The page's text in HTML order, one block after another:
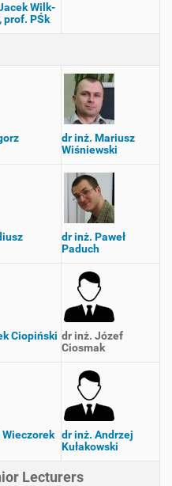
Wilk-
prof. PŚk
dr inż. Mariusz
Wiśniewski
dr inż. Paweł
Paduch
Ciopiński dr inż. Józef
Ciosmak
dr inż. Andrzej
Kułakowski
Lecturers